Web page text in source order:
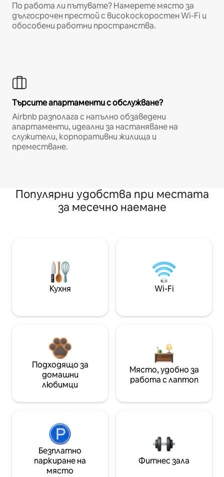
По работа ли пътувате? Намерете място за
дългосрочен престой с високоскоростен Wi-Fi и
обособени работни пространства.
Търсите апартаменти с обслужване?
Airbnb разполага с напълно обзаведени
апартаменти, идеални за настаняване на
служители, корпоративни жилища и
преместване.
Популярни удобства при местата
за месечно наемане
Кухня Wi-Fi
Подходящо за
домашни
любимци
Място, удобно за
работа с лаптоп
Безплатно
паркиране на
място
Фитнес зала